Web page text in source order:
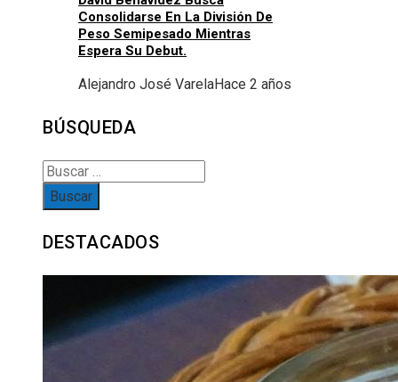
Consolidarse En La División De
Peso Semipesado Mientras
Espera Su Debut.
Alejandro José VarelaHace 2 años
BÚSQUEDA
Buscar:
DESTACADOS